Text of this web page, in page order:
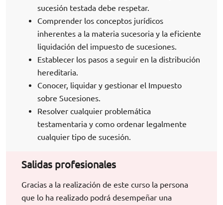
sucesión testada debe respetar.
Comprender los conceptos jurídicos
inherentes a la materia sucesoria y la eficiente
liquidación del impuesto de sucesiones.
Establecer los pasos a seguir en la distribución
hereditaria.
Conocer, liquidar y gestionar el Impuesto
sobre Sucesiones.
Resolver cualquier problemática
testamentaria y como ordenar legalmente
cualquier tipo de sucesión.
Salidas profesionales
Gracias a la realización de este curso la persona
que lo ha realizado podrá desempeñar una